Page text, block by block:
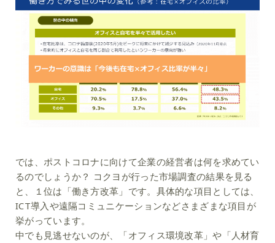
では、ポストコロナに向けて企業の経営者は何を求めてい
るのでしょうか？ コクヨが行った市場調査の結果を見る
と、１位は「働き方改革」です。具体的な項目としては、
ICT導入や遠隔コミュニケーションなどさまざまな項目が
挙がっています。
中でも見逃せないのが、「オフィス環境改革」や「人材育